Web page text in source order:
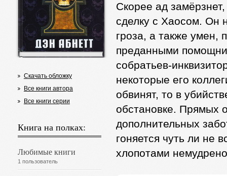
Скачать обложку
Все книги автора
Все книги серии
Книга на полках:
Любимые книги
1 пользователь
Скорее ад
сделку с Хаосом. Он
гроза, а также умен,
преданными
собратьев-
некоторые его
обвинят, то в
обстановке. Прямых
дополнительных
гоняется чуть ли не
хлопотами